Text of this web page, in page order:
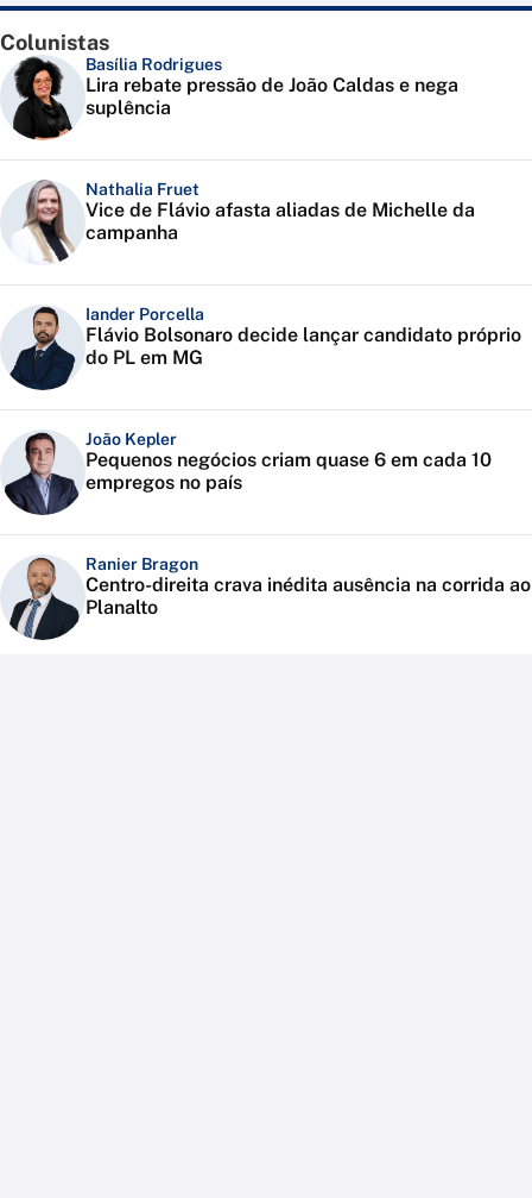
Colunistas
Basília Rodrigues
Lira rebate pressão de João Caldas e nega
suplência
Nathalia Fruet
Vice de Flávio afasta aliadas de Michelle da
campanha
Iander Porcella
Flávio Bolsonaro decide lançar candidato próprio
do PL em MG
João Kepler
Pequenos negócios criam quase 6 em cada 10
empregos no país
Ranier Bragon
Centro-direita crava inédita ausência na corrida ao
Planalto